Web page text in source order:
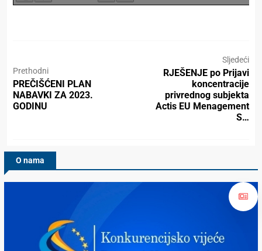
Prethodni
PREČIŠĆENI PLAN
NABAVKI ZA 2023.
GODINU
Sljedeći
RJEŠENJE po Prijavi
koncentracije
privrednog subjekta
Actis EU Menagement
S…
O nama